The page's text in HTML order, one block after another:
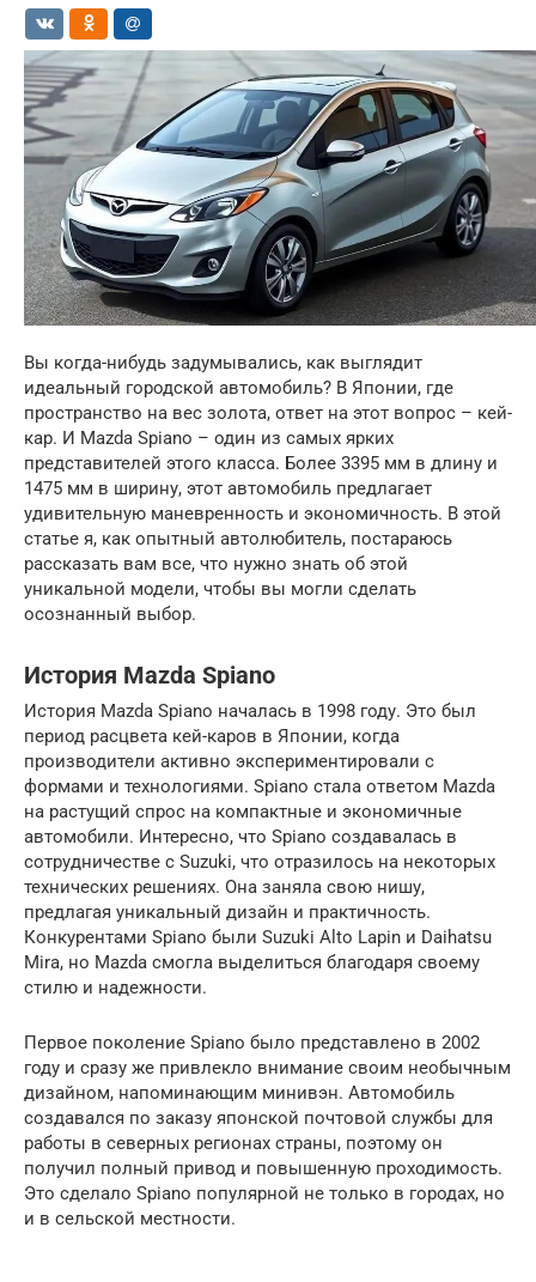
Вы когда-нибудь задумывались, как выглядит
идеальный городской автомобиль? В Японии, где
пространство на вес золота, ответ на этот вопрос – кей-
кар. И Mazda Spiano – один из самых ярких
представителей этого класса. Более 3395 мм в длину и
1475 мм в ширину, этот автомобиль предлагает
удивительную маневренность и экономичность. В этой
статье я, как опытный автолюбитель, постараюсь
рассказать вам все, что нужно знать об этой
уникальной модели, чтобы вы могли сделать
осознанный выбор.
История Mazda Spiano
История Mazda Spiano началась в 1998 году. Это был
период расцвета кей-каров в Японии, когда
производители активно экспериментировали с
формами и технологиями. Spiano стала ответом Mazda
на растущий спрос на компактные и экономичные
автомобили. Интересно, что Spiano создавалась в
сотрудничестве с Suzuki, что отразилось на некоторых
технических решениях. Она заняла свою нишу,
предлагая уникальный дизайн и практичность.
Конкурентами Spiano были Suzuki Alto Lapin и Daihatsu
Mira, но Mazda смогла выделиться благодаря своему
стилю и надежности.
Первое поколение Spiano было представлено в 2002
году и сразу же привлекло внимание своим необычным
дизайном, напоминающим минивэн. Автомобиль
создавался по заказу японской почтовой службы для
работы в северных регионах страны, поэтому он
получил полный привод и повышенную проходимость.
Это сделало Spiano популярной не только в городах, но
и в сельской местности.